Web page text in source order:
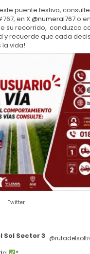
puente festivo,
en X@numeral767o
su recorrido, conduzca
recuerde que cada
vida!
Twitter
Sol Sector 3